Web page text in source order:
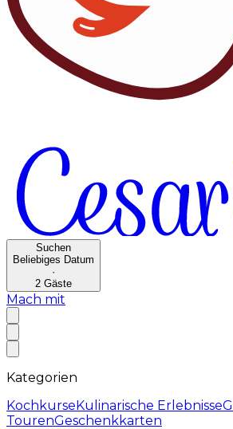
Suchen
Beliebiges Datum
·
2 Gäste
Mach mit
Kategorien
KochkurseKulinarische Erlebnisse
TourenGeschenkkarten